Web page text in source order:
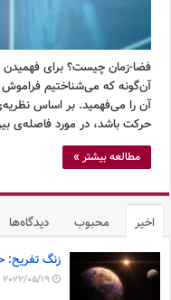
فضا-زمان چیست؟ برای فهمیدن
آن‌گونه که می‌شناختیم فراموش
آن را می‌فهمید. بر اساس
حرکت باشد، در مورد فاصله‌ی
مطالعه بیشتر »
اخیر محبوب دیدگاه‌ها
زنگ تفریح:
2022/05/19